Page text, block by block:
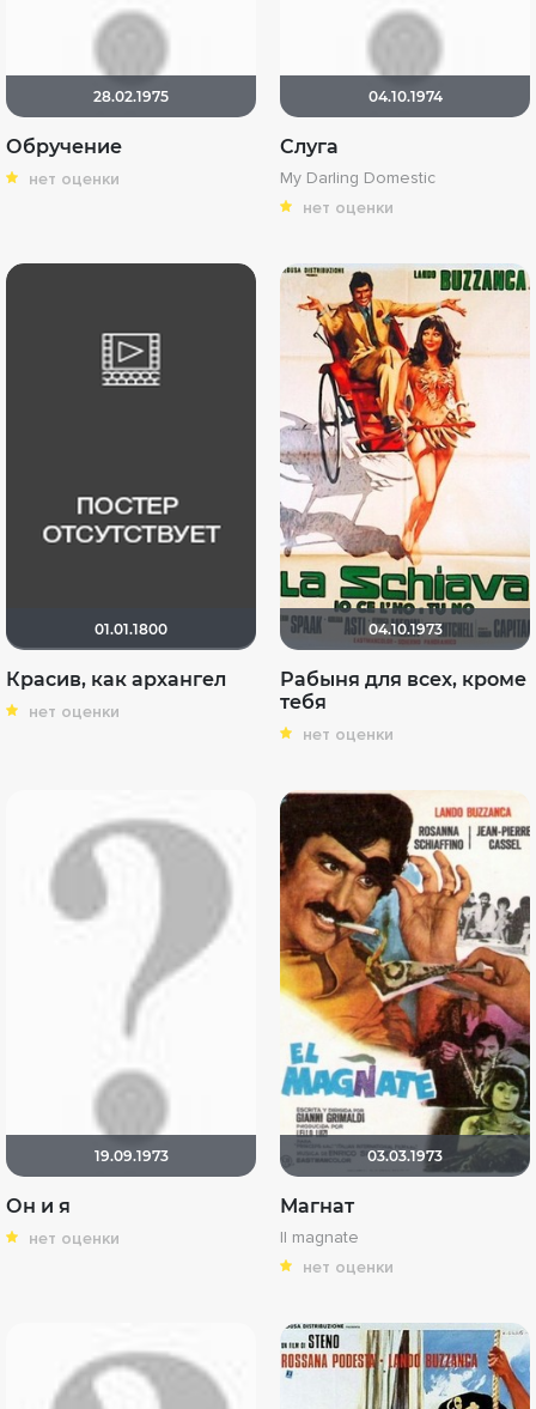
28.02.1975
Обручение
нет оценки
04.10.1974
Слуга
My Darling Domestic
нет оценки
01.01.1800
Красив, как архангел
нет оценки
04.10.1973
Рабыня для всех, кроме
тебя
нет оценки
19.09.1973
Он и я
нет оценки
03.03.1973
Магнат
Il magnate
нет оценки